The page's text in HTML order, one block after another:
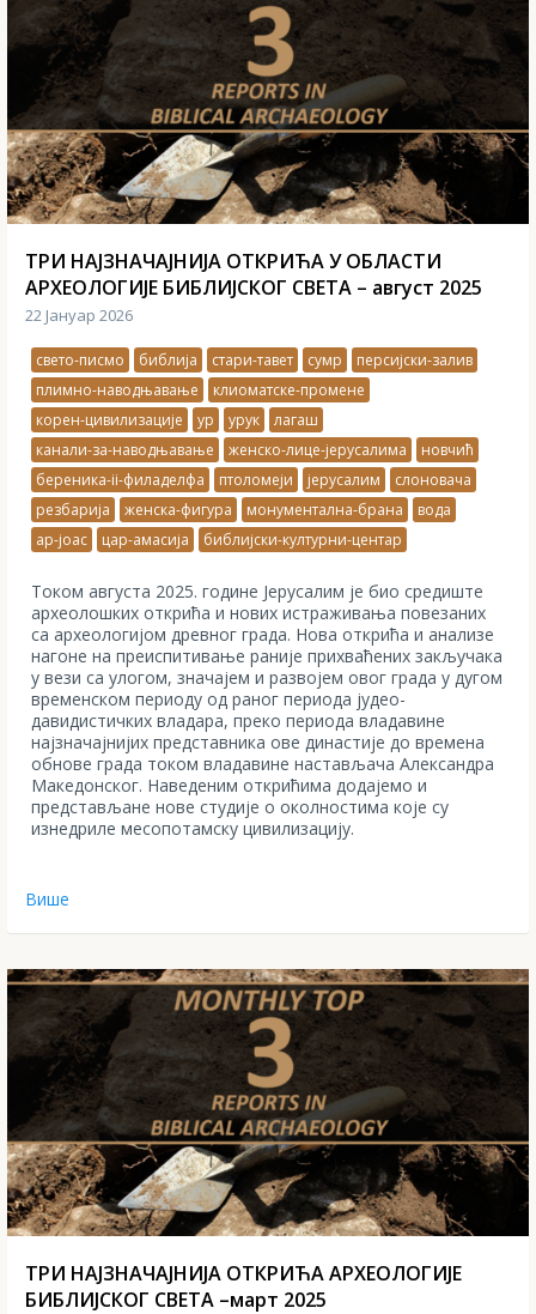
ТРИ НАЈЗНАЧАЈНИЈА ОТКРИЋА У ОБЛАСТИ
АРХЕОЛОГИЈЕ БИБЛИЈСКОГ СВЕТА – август 2025
22 Јануар 2026
свето-писмо библија стари-тавет сумр
персијски-залив
плимно-наводњавање
клиоматске-промене
корен-цивилизације
ур урук
лагаш
канали-за-наводњавање
женско-лице-јерусалима
новчић
береника-ii-филаделфа
птоломеји јерусалим
слоновача
резбарија
женска-фигура монументална-брана
вода
ар-јоас
цар-амасија библијски-културни-центар
Током августа 2025. године Јерусалим је био средиште
археолошких открића и нових истраживања повезаних
са археологијом древног града. Нова открића и анализе
нагоне на преиспитивање раније прихваћених закључака
у вези са улогом, значајем и развојем овог града у дугом
временском периоду од раног периода јудео-
давидистичких владара, преко периода владавине
најзначајнијих представника ове династије до времена
обнове града током владавине настављача Александра
Македонског. Наведеним открићима додајемо и
представљане нове студије о околностима које су
изнедриле месопотамску цивилизацију.
Више
ТРИ НАЈЗНАЧАЈНИЈА ОТКРИЋА АРХЕОЛОГИЈЕ
БИБЛИЈСКОГ СВЕТА –март 2025